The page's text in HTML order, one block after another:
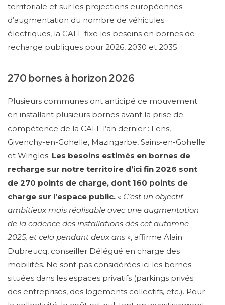
territoriale et sur les projections européennes
d’augmentation du nombre de véhicules
électriques, la CALL fixe les besoins en bornes de
recharge publiques pour 2026, 2030 et 2035.
270 bornes à horizon 2026
Plusieurs communes ont anticipé ce mouvement
en installant plusieurs bornes avant la prise de
compétence de la CALL l’an dernier : Lens,
Givenchy-en-Gohelle, Mazingarbe, Sains-en-Gohelle
et Wingles. Les besoins estimés en bornes de
recharge sur notre territoire d’ici fin 2026 sont
de 270 points de charge, dont 160 points de
charge sur l’espace public. « C’est un objectif
ambitieux mais réalisable avec une augmentation
de la cadence des installations dès cet automne
2025, et cela pendant deux ans », affirme Alain
Dubreucq, conseiller Délégué en charge des
mobilités. Ne sont pas considérées ici les bornes
situées dans les espaces privatifs (parkings privés
des entreprises, des logements collectifs, etc.). Pour